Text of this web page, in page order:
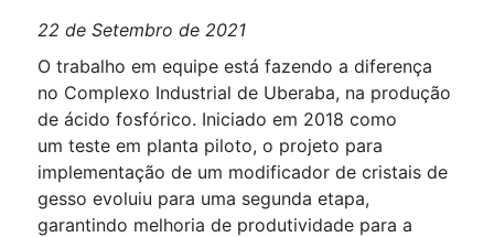
22 de Setembro de 2021
O trabalho em equipe está fazendo a diferença
no Complexo Industrial de Uberaba, na produção
de ácido fosfórico. Iniciado em 2018 como
um teste em planta piloto, o projeto para
implementação de um modificador de cristais de
gesso evoluiu para uma segunda etapa,
garantindo melhoria de produtividade para a